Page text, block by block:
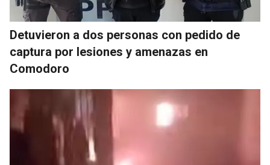
Detuvieron a dos personas con pedido de
captura por lesiones y amenazas en
Comodoro